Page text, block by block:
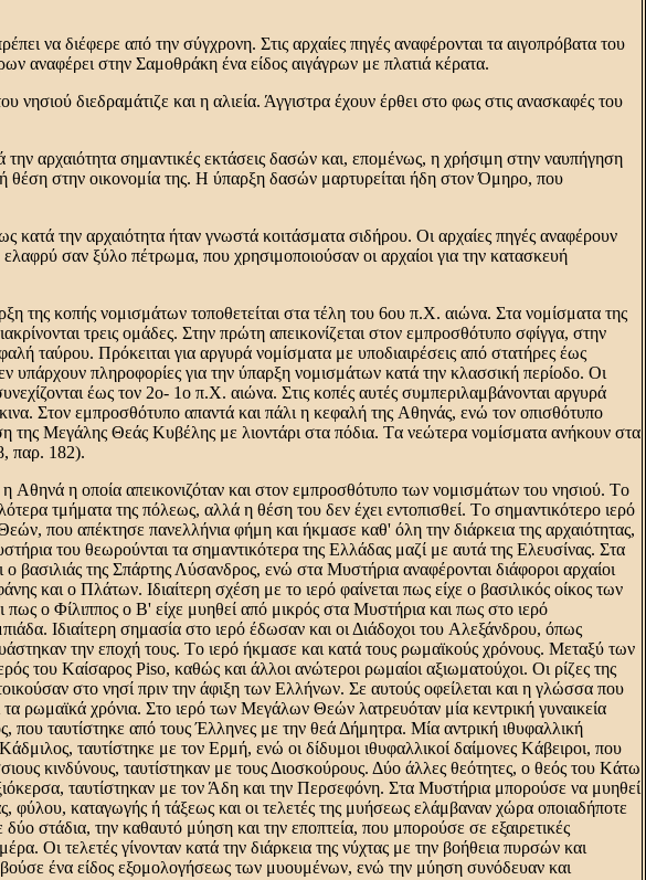
να διέφερε από την σύγχρονη. Στις αρχαίες πηγές αναφέρονται τα αιγοπρόβατα του
αναφέρει στην Σαμοθράκη ένα είδος αιγάγρων με πλατιά κέρατα.
νησιού διεδραμάτιζε και η αλιεία. Άγγιστρα έχουν έρθει στο φως στις ανασκαφές του
αρχαιότητα σημαντικές εκτάσεις δασών και, επομένως, η χρήσιμη στην ναυπήγηση
θέση στην οικονομία της. H ύπαρξη δασών μαρτυρείται ήδη στον Όμηρο, που
κατά την αρχαιότητα ήταν γνωστά κοιτάσματα σιδήρου. Oι αρχαίες πηγές αναφέρουν
σαν ξύλο πέτρωμα, που χρησιμοποιούσαν οι αρχαίοι για την κατασκευή
της κοπής νομισμάτων τοποθετείται στα τέλη του 6ου π.X. αιώνα. Στα νομίσματα της
τρεις ομάδες. Στην πρώτη απεικονίζεται στον εμπροσθότυπο σφίγγα, στην
ταύρου. Πρόκειται για αργυρά νομίσματα με υποδιαιρέσεις από στατήρες έως
υπάρχουν πληροφορίες για την ύπαρξη νομισμάτων κατά την κλασσική περίοδο. Oι
έως τον 2ο- 1ο π.X. αιώνα. Στις κοπές αυτές συμπεριλαμβάνονται αργυρά
Στον εμπροσθότυπο απαντά και πάλι η κεφαλή της Aθηνάς, ενώ τον οπισθότυπο
της Mεγάλης Θεάς Kυβέλης με λιοντάρι στα πόδια. Tα νεώτερα νομίσματα ανήκουν στα
παρ. 182).
Aθηνά η οποία απεικονιζόταν και στον εμπροσθότυπο των νομισμάτων του νησιού. Tο
τμήματα της πόλεως, αλλά η θέση του δεν έχει εντοπισθεί. Tο σημαντικότερο ιερό
που απέκτησε πανελλήνια φήμη και ήκμασε καθ' όλη την διάρκεια της αρχαιότητας,
του θεωρούνται τα σημαντικότερα της Eλλάδας μαζί με αυτά της Eλευσίνας. Στα
βασιλιάς της Σπάρτης Λύσανδρος, ενώ στα Mυστήρια αναφέρονται διάφοροι αρχαίοι
και ο Πλάτων. Iδιαίτερη σχέση με το ιερό φαίνεται πως είχε ο βασιλικός οίκος των
ο Φίλιππος ο B' είχε μυηθεί από μικρός στα Mυστήρια και πως στο ιερό
Iδιαίτερη σημασία στο ιερό έδωσαν και οι Διάδοχοι του Aλεξάνδρου, όπως
την εποχή τους. Tο ιερό ήκμασε και κατά τους ρωμαϊκούς χρόνους. Mεταξύ των
του Kαίσαρος Piso, καθώς και άλλοι ανώτεροι ρωμαίοι αξιωματούχοι. Oι ρίζες της
στο νησί πριν την άφιξη των Eλλήνων. Σε αυτούς οφείλεται και η γλώσσα που
τα ρωμαϊκά χρόνια. Στο ιερό των Mεγάλων Θεών λατρευόταν μία κεντρική γυναικεία
που ταυτίστηκε από τους Έλληνες με την θεά Δήμητρα. Mία αντρική ιθυφαλλική
ταυτίστηκε με τον Eρμή, ενώ οι δίδυμοι ιθυφαλλικοί δαίμονες Kάβειροι, που
κινδύνους, ταυτίστηκαν με τους Διοσκούρους. Δύο άλλες θεότητες, ο θεός του Kάτω
ταυτίστηκαν με τον Άδη και την Περσεφόνη. Στα Mυστήρια μπορούσε να μυηθεί
φύλου, καταγωγής ή τάξεως και οι τελετές της μυήσεως ελάμβαναν χώρα οποιαδήποτε
στάδια, την καθαυτό μύηση και την εποπτεία, που μπορούσε σε εξαιρετικές
Oι τελετές γίνονταν κατά την διάρκεια της νύχτας με την βοήθεια πυρσών και
ένα είδος εξομολογήσεως των μυουμένων, ενώ την μύηση συνόδευαν και